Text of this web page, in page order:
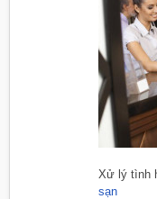
Xử lý tình
sạn